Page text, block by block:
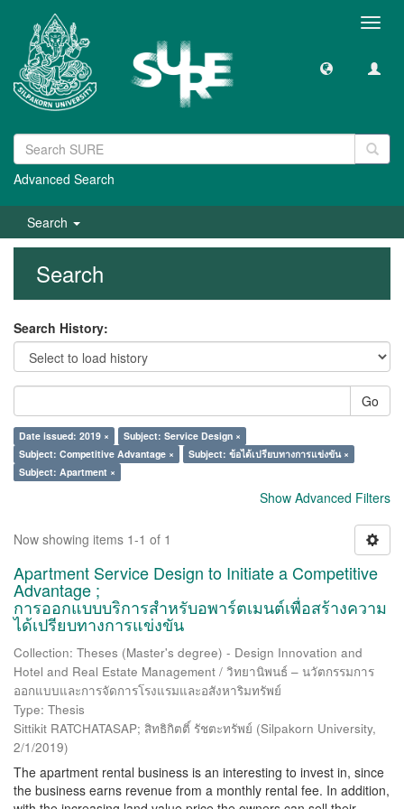
Advanced Search
Search
Search
Search History:
Go
Date issued: 2019 ×
Subject: Service Design ×
Subject: Competitive Advantage ×
Subject: ข้อได้เปรียบทางการแข่งขัน ×
Subject: Apartment ×
Show Advanced Filters
Now showing items 1-1 of 1
Apartment Service Design to Initiate a Competitive
Advantage ;
การออกแบบบริการสำหรับอพาร์ตเมนต์เพื่อสร้างความ
ได้เปรียบทางการแข่งขัน
Collection: Theses (Master's degree) - Design Innovation and
Hotel and Real Estate Management / วิทยานิพนธ์ – นวัตกรรมการ
ออกแบบและการจัดการโรงแรมและอสังหาริมทรัพย์
Type: Thesis
Sittikit RATCHATASAP; สิทธิกิตติ์ รัชตะทรัพย์ (Silpakorn University,
2/1/2019)
The apartment rental business is an interesting to invest in, since
the business earns revenue from a monthly rental fee. In addition,